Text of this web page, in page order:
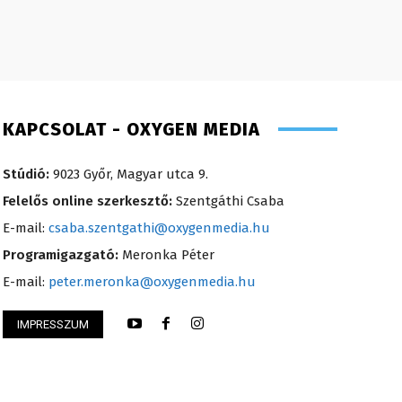
– szerkesztő-riporter
KAPCSOLAT - OXYGEN MEDIA
Stúdió: 9023 Győr, Magyar utca 9.
Felelős online szerkesztő: Szentgáthi Csaba
E-mail: csaba.szentgathi@oxygenmedia.hu
Programigazgató: Meronka Péter
E-mail: peter.meronka@oxygenmedia.hu
IMPRESSZUM